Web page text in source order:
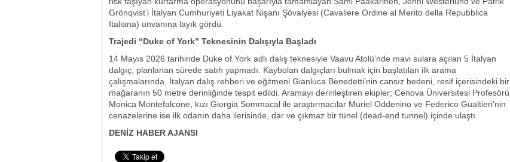
Grönqvist’i İtalyan Cumhuriyeti Liyakat Nişanı Şövalyesi (Cavaliere Ordine al Merito della Repubblica
Italiana) unvanına layık gördü.
Trajedi “Duke of York” Teknesinin Dalışıyla Başladı
14 Mayıs 2026 tarihinde Duke of York adlı dalış teknesiyle Vaavu Atolü’nde mavi sulara açılan 5 İtalyan
dalgıç, planlanan sürede satıh yapmadı. Kaybolan dalgıçları bulmak için başlatılan ilk arama
çalışmalarında, İtalyan dalış rehberi ve eğitmeni Gianluca Benedetti’nin cansız bedeni, resif içerisindeki bir
mağaranın 50 metre derinliğinde tespit edildi. Aramayı derinleştiren ekipler; Cenova Üniversitesi Profesörü
Monica Montefalcone, kızı Giorgia Sommacal ile araştırmacılar Muriel Oddenino ve Federico Gualtieri’nin
cenazelerine ise ilk odanın daha ilerisinde, dar ve çıkmaz bir tünel (dead-end tunnel) içinde ulaştı.
DENİZ HABER AJANSI